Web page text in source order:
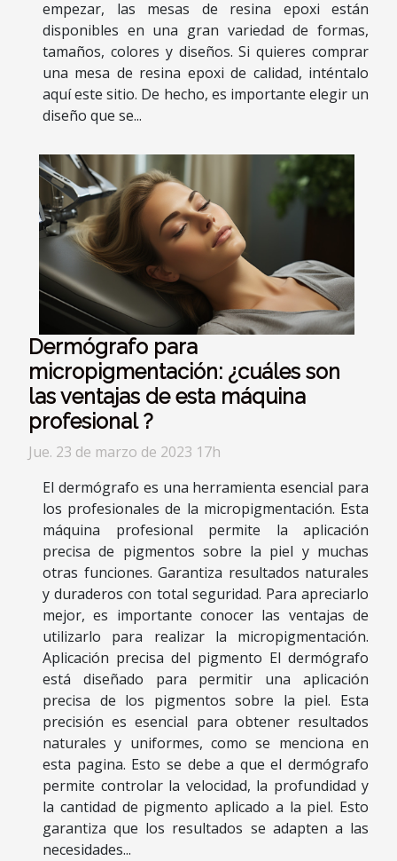
empezar, las mesas de resina epoxi están
disponibles en una gran variedad de formas,
tamaños, colores y diseños. Si quieres comprar
una mesa de resina epoxi de calidad, inténtalo
aquí este sitio. De hecho, es importante elegir un
diseño que se...
Dermógrafo para
micropigmentación: ¿cuáles son
las ventajas de esta máquina
profesional ?
Jue. 23 de marzo de 2023 17h
El dermógrafo es una herramienta esencial para
los profesionales de la micropigmentación. Esta
máquina profesional permite la aplicación
precisa de pigmentos sobre la piel y muchas
otras funciones. Garantiza resultados naturales
y duraderos con total seguridad. Para apreciarlo
mejor, es importante conocer las ventajas de
utilizarlo para realizar la micropigmentación.
Aplicación precisa del pigmento El dermógrafo
está diseñado para permitir una aplicación
precisa de los pigmentos sobre la piel. Esta
precisión es esencial para obtener resultados
naturales y uniformes, como se menciona en
esta pagina. Esto se debe a que el dermógrafo
permite controlar la velocidad, la profundidad y
la cantidad de pigmento aplicado a la piel. Esto
garantiza que los resultados se adapten a las
necesidades...